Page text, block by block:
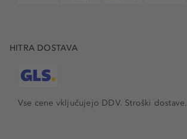
HITRA DOSTAVA
Vse cene vključujejo DDV. Stroški dostave.